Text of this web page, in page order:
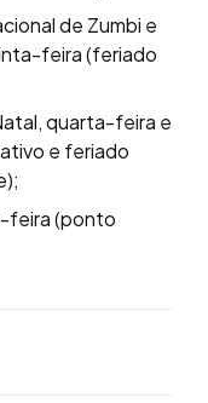
de Zumbi e
feira (feriado
quarta-feira e
e feriado
feira (ponto